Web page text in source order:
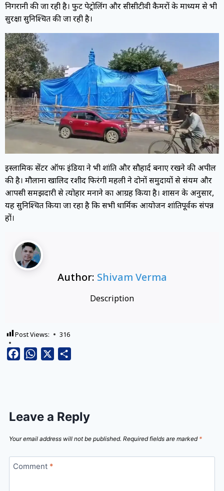
निगरानी की जा रही है। फुट पेट्रोलिंग और सीसीटीवी कैमरों के माध्यम से भी
सुरक्षा सुनिश्चित की जा रही है।
इस्लामिक सेंटर ऑफ इंडिया ने भी शांति और सौहार्द बनाए रखने की अपील
की है। मौलाना खालिद रशीद फिरंगी महली ने दोनों समुदायों से संयम और
आपसी समझदारी से त्योहार मनाने का आग्रह किया है। प्रशासन के अनुसार,
यह सुनिश्चित किया जा रहा है कि सभी धार्मिक आयोजन शांतिपूर्वक संपन्न
हों।
Author: Shivam Verma
Description
Post Views: 316
FacebookWhatsApp
Leave a Reply
Your email address will not be published. Required fields are marked *
Comment *